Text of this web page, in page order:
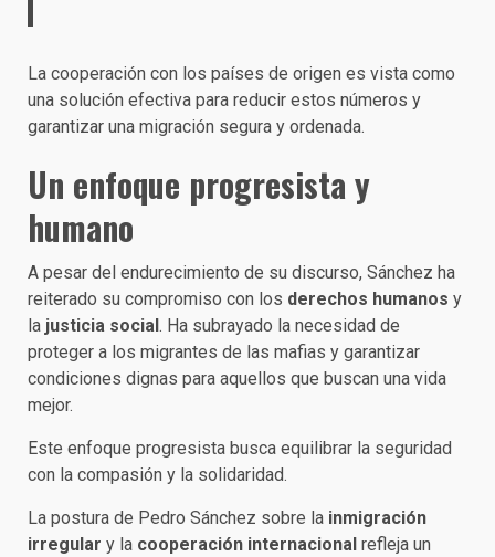
La cooperación con los países de origen es vista como
una solución efectiva para reducir estos números y
garantizar una migración segura y ordenada.
Un enfoque progresista y
humano
A pesar del endurecimiento de su discurso, Sánchez ha
reiterado su compromiso con los derechos humanos y
la justicia social . Ha subrayado la necesidad de
proteger a los migrantes de las mafias y garantizar
condiciones dignas para aquellos que buscan una vida
mejor.
Este enfoque progresista busca equilibrar la seguridad
con la compasión y la solidaridad.
La postura de Pedro Sánchez sobre la inmigración
irregular y la cooperación internacional refleja un